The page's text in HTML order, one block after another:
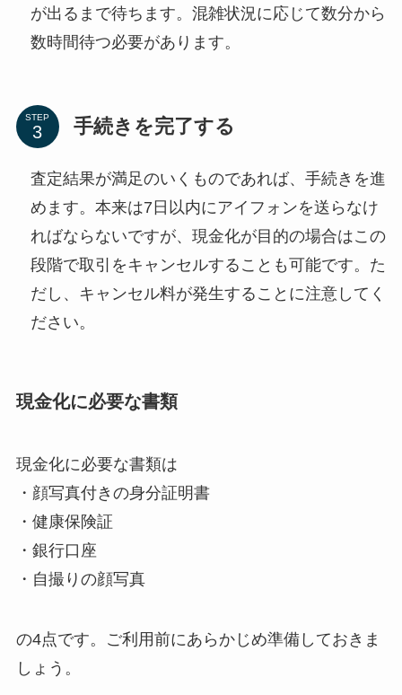
が出るまで待ちます。混雑状況に応じて数分から
数時間待つ必要があります。
STEP 手続きを完了する
査定結果が満足のいくものであれば、手続きを進
めます。本来は7日以内にアイフォンを送らなけ
ればならないですが、現金化が目的の場合はこの
段階で取引をキャンセルすることも可能です。た
だし、キャンセル料が発生することに注意してく
ださい。
現金化に必要な書類
現金化に必要な書類は
・顔写真付きの身分証明書
・健康保険証
・銀行口座
・自撮りの顔写真
の4点です。ご利用前にあらかじめ準備しておきま
しょう。